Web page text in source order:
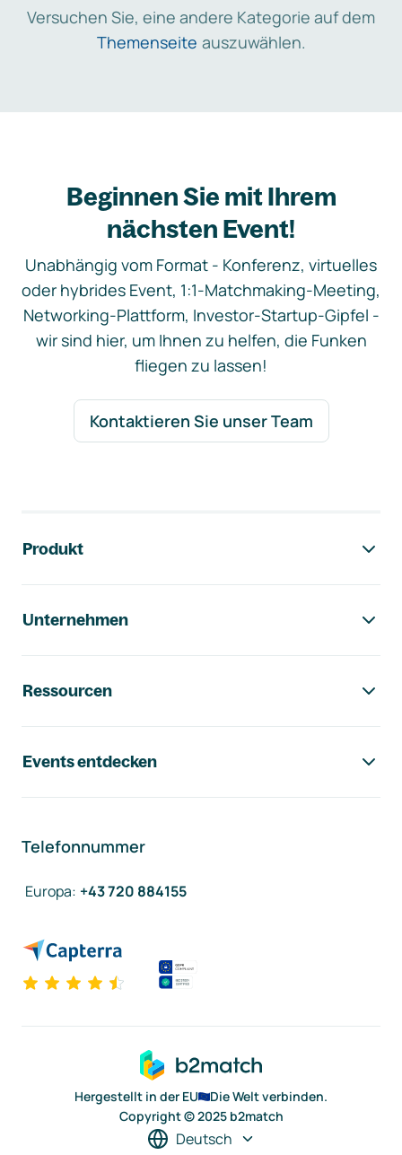
Versuchen Sie, eine andere Kategorie auf dem
Themenseite auszuwählen.
Beginnen Sie mit Ihrem
nächsten Event!
Unabhängig vom Format - Konferenz, virtuelles
oder hybrides Event, 1:1-Matchmaking-Meeting,
Networking-Plattform, Investor-Startup-Gipfel -
wir sind hier, um Ihnen zu helfen, die Funken
fliegen zu lassen!
Kontaktieren Sie unser Team
Produkt
Unternehmen
Ressourcen
Events entdecken
Telefonnummer
Europa: +43 720 884155
Hergestellt in der EU
Die Welt verbinden.
Copyright © 2025 b2match
Deutsch